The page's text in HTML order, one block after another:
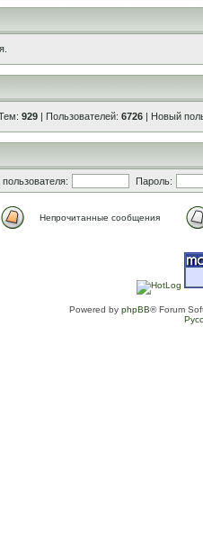
929 | Пользователей: 6726 | Новый
Пароль:
Непрочитанные сообщения
Powered by phpBB® Forum